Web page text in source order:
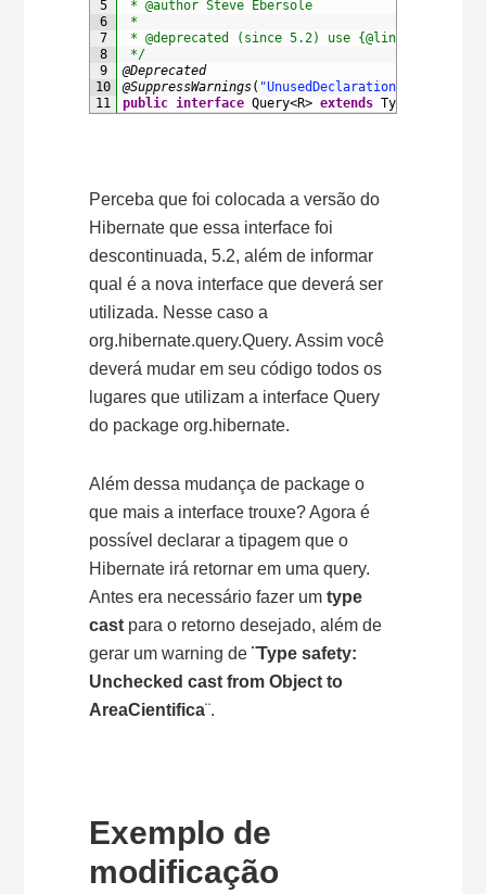
5
6
7
8
9
10
11
* @author Steve Ebersole
*
* @deprecated (since 5.2) use {@link
*/
@Deprecated
@SuppressWarnings( "UnusedDeclaration"
public interface Query<R> extends TypedQuery
Perceba que foi colocada a versão do
Hibernate que essa interface foi
descontinuada, 5.2, além de informar
qual é a nova interface que deverá ser
utilizada. Nesse caso a
org.hibernate.query.Query. Assim você
deverá mudar em seu código todos os
lugares que utilizam a interface Query
do package org.hibernate.
Além dessa mudança de package o
que mais a interface trouxe? Agora é
possível declarar a tipagem que o
Hibernate irá retornar em uma query.
Antes era necessário fazer umtype
cast para o retorno desejado, além de
gerar um warning de¨Type safety:
Unchecked cast from Object to
AreaCientifica¨.
Exemplo de
modificação